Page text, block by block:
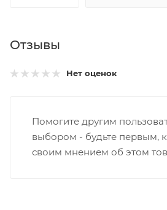
Отзывы
Нет оценок
Помогите другим
выбором - будьте первым,
своим мнением об этом